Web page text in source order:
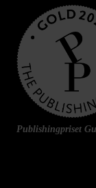
Publishingpriset